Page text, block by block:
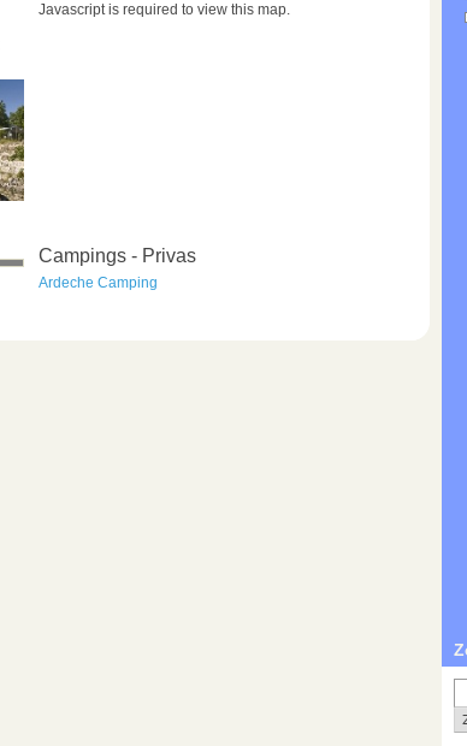
Javascript is required to view this map.
Campings - Privas
Ardeche Camping